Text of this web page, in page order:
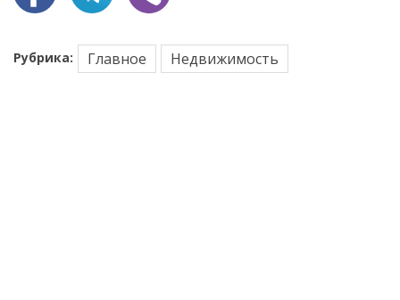
Рубрика: Главное Недвижимость